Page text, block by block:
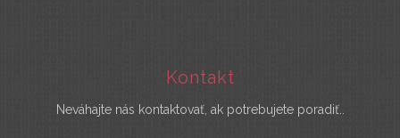
Kontakt
Neváhajte nás kontaktovať, ak potrebujete poradiť..